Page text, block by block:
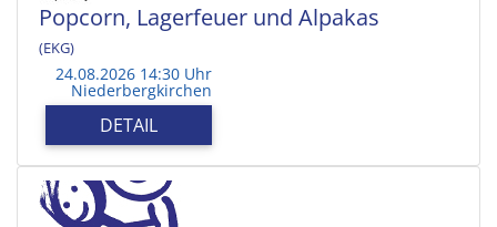
Popcorn, Lagerfeuer und Alpakas
(EKG)
24.08.2026 14:30 Uhr
Niederbergkirchen
DETAIL